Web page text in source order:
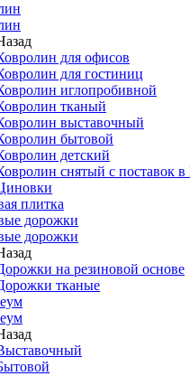
для офисов
для гостиниц
иглопробивной
тканый
выставочный
бытовой
детский
снятый с поставок
плитка
дорожки
дорожки
на резиновой основе
тканые